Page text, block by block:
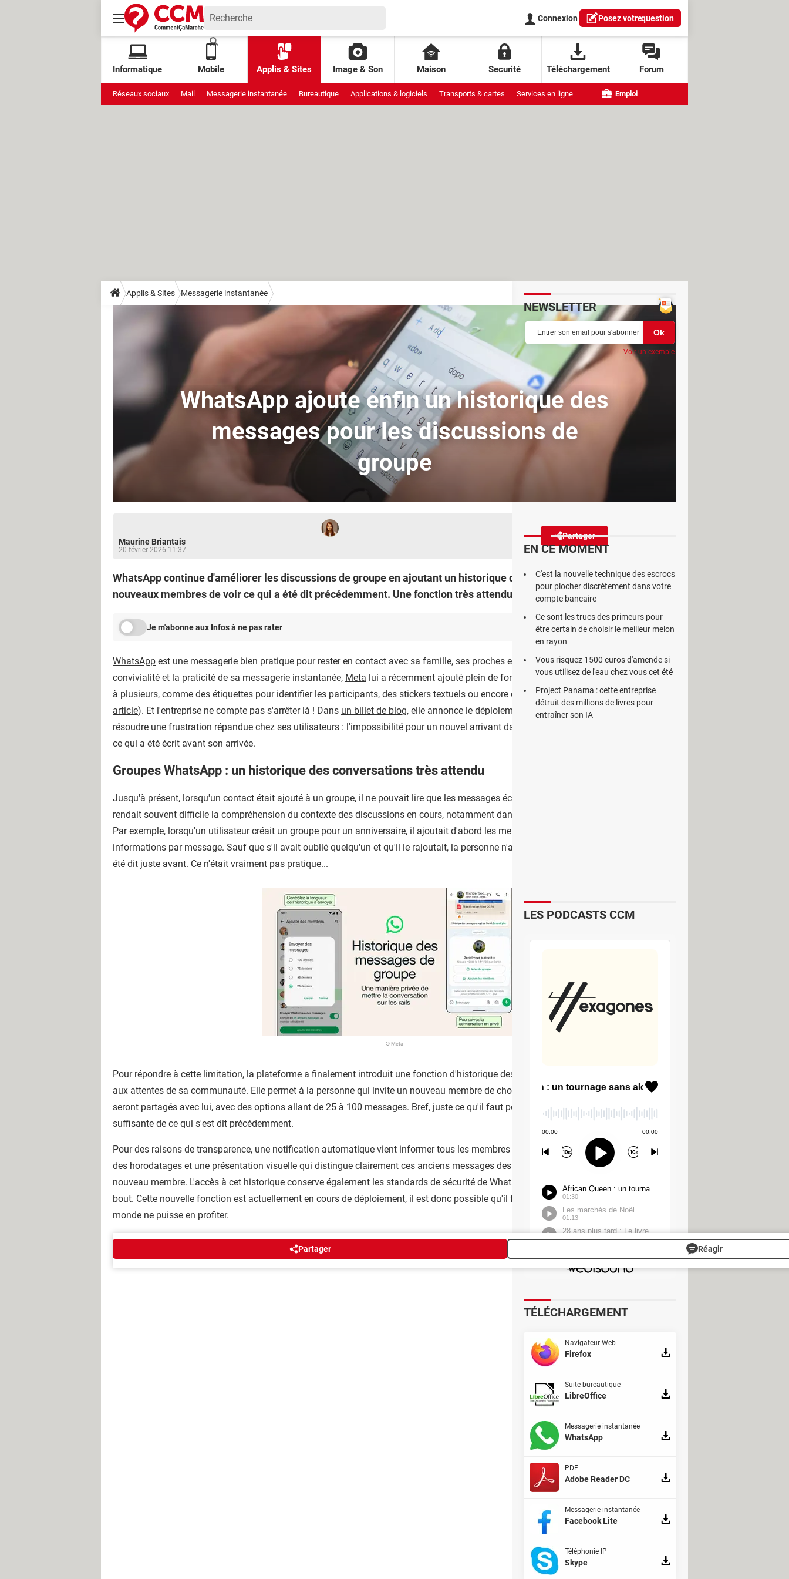
Connexion Posez votrequestion
Informatique Mobile Applis & Sites Image & Son Maison Securité Téléchargement Forum
Réseaux sociaux Mail Messagerie instantanée Bureautique Applications & logiciels Transports & cartes Services en ligne Emploi
Applis & Sites Messagerie instantanée
WhatsApp ajoute enfin un historique des
messages pour les discussions de
groupe
Maurine Briantais
20 février 2026 11:37
Partager
WhatsApp continue d'améliorer les discussions de groupe en ajoutant un historique des messages, qui permet aux
nouveaux membres de voir ce qui a été dit précédemment. Une fonction très attendue !
Je m'abonne aux Infos à ne pas rater
WhatsApp est une messagerie bien pratique pour rester en contact avec sa famille, ses proches et ses amis. Pour renforcer la
convivialité et la praticité de sa messagerie instantanée, Meta lui a récemment ajouté plein de fonctions à destination des conversations
à plusieurs, comme des étiquettes pour identifier les participants, des stickers textuels ou encore des rappels d'événements (voirnotre
article). Et l'entreprise ne compte pas s'arrêter là ! Dans un billet de blog, elle annonce le déploiement d'une mise à jour destinée à
résoudre une frustration répandue chez ses utilisateurs : l'impossibilité pour un nouvel arrivant dans une conversation de groupe de voir
ce qui a été écrit avant son arrivée.
Groupes WhatsApp : un historique des conversations très attendu
Jusqu'à présent, lorsqu'un contact était ajouté à un groupe, il ne pouvait lire que les messages échangés après son intégration, ce qui
rendait souvent difficile la compréhension du contexte des discussions en cours, notamment dans les groupes très actifs ou anciens.
Par exemple, lorsqu'un utilisateur créait un groupe pour un anniversaire, il ajoutait d'abord les membres avant de donner toutes les
informations par message. Sauf que s'il avait oublié quelqu'un et qu'il le rajoutait, la personne n'avait aucunement accès à ce qui avait
été dit juste avant. Ce n'était vraiment pas pratique...
© Meta
Pour répondre à cette limitation, la plateforme a finalement introduit une fonction d'historique des messages de groupe, répondant ainsi
aux attentes de sa communauté. Elle permet à la personne qui invite un nouveau membre de choisir combien de messages antérieurs
seront partagés avec lui, avec des options allant de 25 à 100 messages. Bref, juste ce qu'il faut pour donner au petit nouveau une idée
suffisante de ce qui s'est dit précédemment.
Pour des raisons de transparence, une notification automatique vient informer tous les membres quand un historique est transmis, avec
des horodatages et une présentation visuelle qui distingue clairement ces anciens messages des messages échangés après l'arrivée du
nouveau membre. L'accès à cet historique conserve également les standards de sécurité de WhatsApp, à savoir le chiffrement de bout en
bout. Cette nouvelle fonction est actuellement en cours de déploiement, il est donc possible qu'il faille attendre un peu avant que tout le
monde ne puisse en profiter.
Partager Réagir
NEWSLETTER
Voir un exemple
EN CE MOMENT
C'est la nouvelle technique des escrocs
pour piocher discrètement dans votre
compte bancaire
Ce sont les trucs des primeurs pour
être certain de choisir le meilleur melon
en rayon
Vous risquez 1500 euros d'amende si
vous utilisez de l'eau chez vous cet été
Project Panama : cette entreprise
détruit des millions de livres pour
entraîner son IA
LES PODCASTS CCM
TÉLÉCHARGEMENT
Navigateur Web
Firefox
Suite bureautique
LibreOffice
Messagerie instantanée
WhatsApp
PDF
Adobe Reader DC
Messagerie instantanée
Facebook Lite
Téléphonie IP
Skype